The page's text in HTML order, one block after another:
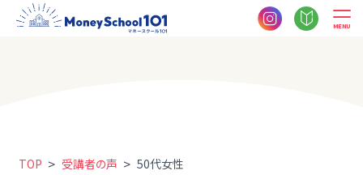
MENU
TOP > 受講者の声 > 50代女性